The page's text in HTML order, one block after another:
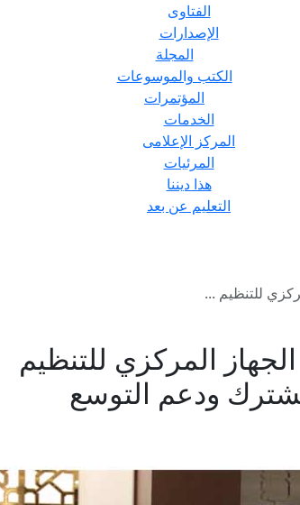
الفتاوى
الإصدارات
المجلة
الكتب والموسوعات
المؤتمرات
الخدمات
المركز الإعلامى
المرئيات
هذا ديننا
التعليم عن بعد
للتنظيم ...
المركزي للتنظيم
ودعم التوسع